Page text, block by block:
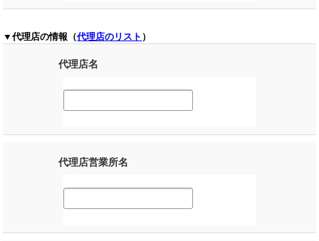
▼代理店の情報（代理店のリスト ）
代理店名
代理店営業所名